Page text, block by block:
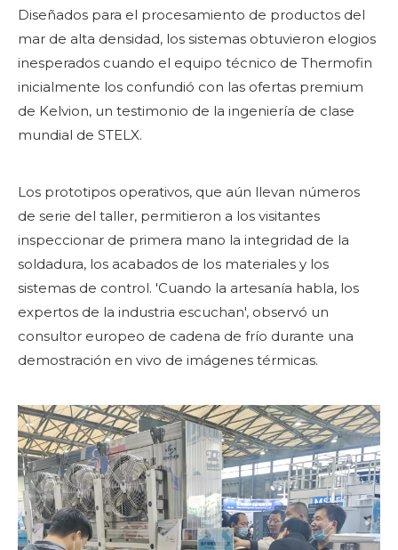
Diseñados para el procesamiento de productos del
mar de alta densidad, los sistemas obtuvieron elogios
inesperados cuando el equipo técnico de Thermofin
inicialmente los confundió con las ofertas premium
de Kelvion, un testimonio de la ingeniería de clase
mundial de STELX.
Los prototipos operativos, que aún llevan números
de serie del taller, permitieron a los visitantes
inspeccionar de primera mano la integridad de la
soldadura, los acabados de los materiales y los
sistemas de control. 'Cuando la artesanía habla, los
expertos de la industria escuchan', observó un
consultor europeo de cadena de frío durante una
demostración en vivo de imágenes térmicas.